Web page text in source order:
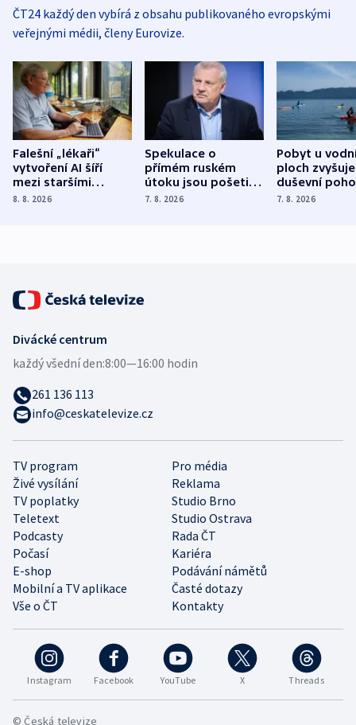
ČT24 každý den vybírá z obsahu publikovaného evropskými
veřejnými médii, členy Eurovize.
Falešní „lékaři“
vytvoření AI šíří
mezi staršími
Poláky nebezpečné
8. 8. 2026
Spekulace o
přímém ruském
útoku jsou pošetilé,
míní estonský
7. 8. 2026
Pobyt u
ploch zvyšuje
duševní
ukázala
7. 8. 2026
Instagram Facebook YouTube X Threads
TV program
Pro média
Živé vysílání
Reklama
TV poplatky
Studio Brno
Teletext
Studio Ostrava
Podcasty
Rada ČT
Počasí
Kariéra
E-shop
Podávání námětů
Mobilní a TV aplikace
Časté dotazy
Vše o ČT
Kontakty
Divácké centrum
každý všední den:8:00—16:00 hodin
261 136 113
info@ceskatelevize.cz
© Česká televize